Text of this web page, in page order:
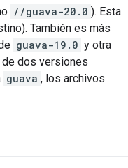
//guava-20.0 ). Esta
También es más
guava-19.0 y otra
de dos versiones
guava , los archivos